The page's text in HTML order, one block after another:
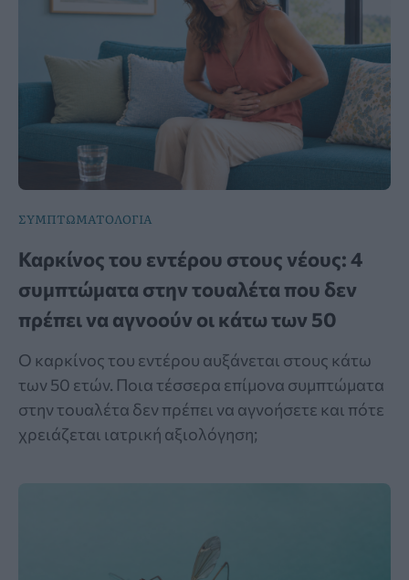
ΣΥΜΠΤΩΜΑΤΟΛΟΓΙΑ
Καρκίνος του εντέρου στους νέους: 4
συμπτώματα στην τουαλέτα που δεν
πρέπει να αγνοούν οι κάτω των 50
Ο καρκίνος του εντέρου αυξάνεται στους κάτω
των 50 ετών. Ποια τέσσερα επίμονα συμπτώματα
στην τουαλέτα δεν πρέπει να αγνοήσετε και πότε
χρειάζεται ιατρική αξιολόγηση;